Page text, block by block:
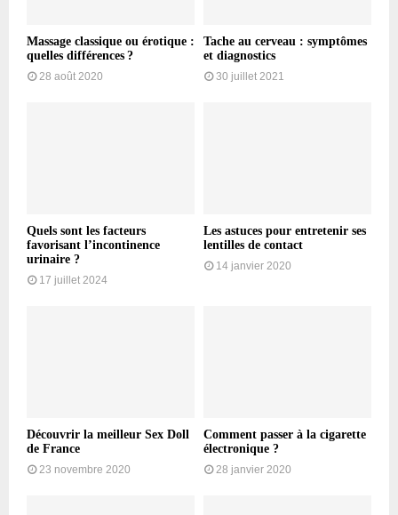
Massage classique ou érotique :
quelles différences ?
28 août 2020
Tache au cerveau : symptômes
et diagnostics
30 juillet 2021
Quels sont les facteurs
favorisant l’incontinence
urinaire ?
17 juillet 2024
Les astuces pour entretenir ses
lentilles de contact
14 janvier 2020
Découvrir la meilleur Sex Doll
de France
23 novembre 2020
Comment passer à la cigarette
électronique ?
28 janvier 2020